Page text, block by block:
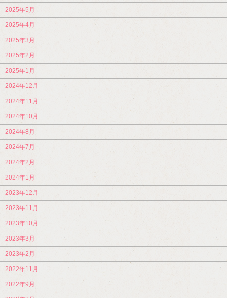
2025年5月
2025年4月
2025年3月
2025年2月
2025年1月
2024年12月
2024年11月
2024年10月
2024年8月
2024年7月
2024年2月
2024年1月
2023年12月
2023年11月
2023年10月
2023年3月
2023年2月
2022年11月
2022年9月